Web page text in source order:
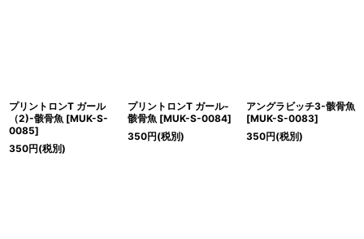
プリントロンT ガール
（2)-骸骨魚 [MUK-S-
0085]
350円(税別)
プリントロンT ガール-
骸骨魚 [MUK-S-0084]
350円(税別)
アングラビッチ3-骸骨魚
[MUK-S-0083]
350円(税別)